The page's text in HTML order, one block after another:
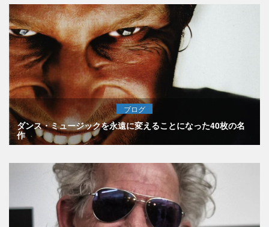
ブログ
ダンス・ミュージックを永遠に変えることになった40枚の名
作